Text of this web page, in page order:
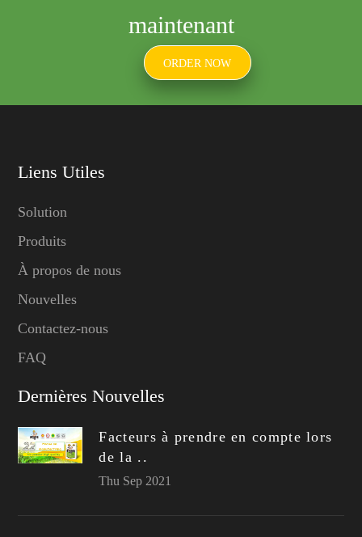
maintenant
ORDER NOW
Liens Utiles
Solution
Produits
À propos de nous
Nouvelles
Contactez-nous
FAQ
Dernières Nouvelles
Facteurs à prendre en compte lors
de la ..
Thu Sep 2021